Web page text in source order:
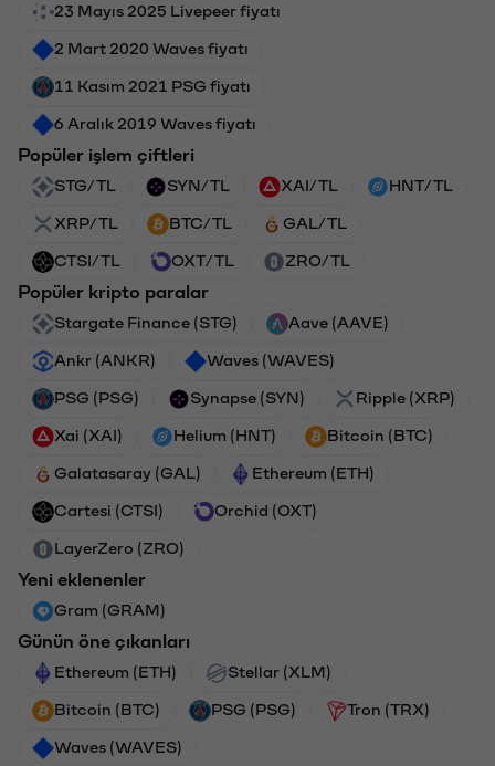
23 Mayıs 2025 Livepeer fiyatı
2 Mart 2020 Waves fiyatı
11 Kasım 2021 PSG fiyatı
6 Aralık 2019 Waves fiyatı
Popüler işlem çiftleri
STG/TL SYN/TL XAI/TL HNT/TL
XRP/TL BTC/TL GAL/TL
CTSI/TL OXT/TL ZRO/TL
Popüler kripto paralar
Stargate Finance (STG) Aave (AAVE)
Ankr (ANKR) Waves (WAVES)
PSG (PSG) Synapse (SYN) Ripple (XRP)
Xai (XAI) Helium (HNT) Bitcoin (BTC)
Galatasaray (GAL) Ethereum (ETH)
Cartesi (CTSI) Orchid (OXT)
LayerZero (ZRO)
Yeni eklenenler
Gram (GRAM)
Günün öne çıkanları
Ethereum (ETH) Stellar (XLM)
Bitcoin (BTC) PSG (PSG) Tron (TRX)
Waves (WAVES)